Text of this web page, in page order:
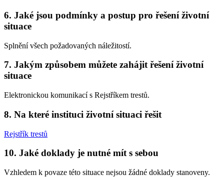
6. Jaké jsou podmínky a postup pro řešení životní
situace
Splnění všech požadovaných náležitostí.
7. Jakým způsobem můžete zahájit řešení životní
situace
Elektronickou komunikací s Rejstříkem trestů.
8. Na které instituci životní situaci řešit
Rejstřík trestů
10. Jaké doklady je nutné mít s sebou
Vzhledem k povaze této situace nejsou žádné doklady stanoveny.